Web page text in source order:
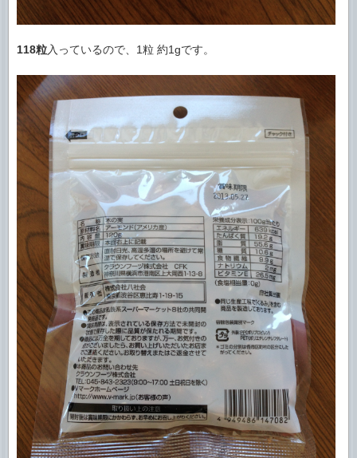
118粒入っているので、1粒 約1gです。